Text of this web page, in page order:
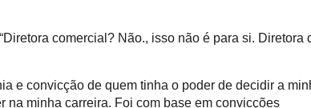
comercial? Não., isso não é para si. Diretora
e convicção de quem tinha o poder de decidir a
na minha carreira. Foi com base em convicções